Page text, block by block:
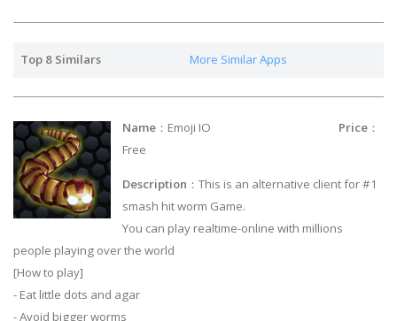
Top 8 Similars More Similar Apps
Name ：Emoji IO Price ：
Free
Description ：This is an alternative client for #1
smash hit worm Game.
You can play realtime-online with millions
people playing over the world
[How to play]
- Eat little dots and agar
- Avoid bigger worms